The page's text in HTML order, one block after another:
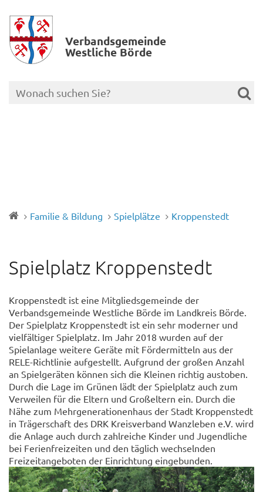
Verbands­gemeinde
Westliche Börde
Familie & Bildung Spielplätze Kroppenstedt
Spielplatz Kroppenstedt
Kroppenstedt ist eine Mitgliedsgemeinde der
Verbandsgemeinde Westliche Börde im Landkreis Börde.
Der Spielplatz Kroppenstedt ist ein sehr moderner und
vielfältiger Spielplatz. Im Jahr 2018 wurden auf der
Spielanlage weitere Geräte mit Fördermitteln aus der
RELE-Richtlinie aufgestellt. Aufgrund der großen Anzahl
an Spielgeräten können sich die Kleinen richtig austoben.
Durch die Lage im Grünen lädt der Spielplatz auch zum
Verweilen für die Eltern und Großeltern ein. Durch die
Nähe zum Mehrgenerationenhaus der Stadt Kroppenstedt
in Trägerschaft des DRK Kreisverband Wanzleben e.V. wird
die Anlage auch durch zahlreiche Kinder und Jugendliche
bei Ferienfreizeiten und den täglich wechselnden
Freizeitangeboten der Einrichtung eingebunden.